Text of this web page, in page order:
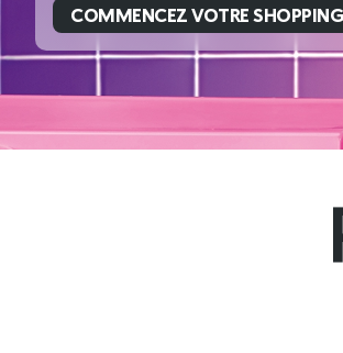
COMMENCEZ